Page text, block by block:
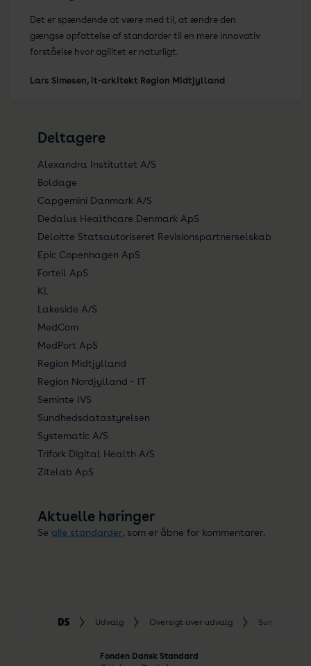
Det er spændende at være med til, at ændre den
gængse opfattelse af standarder til en mere innovativ
forståelse hvor agilitet er naturligt.
Lars Simesen, it-arkitekt Region Midtjylland
Deltagere
Alexandra Instituttet A/S
Boldage
Capgemini Danmark A/S
Dedalus Healthcare Denmark ApS
Deloitte Statsautoriseret Revisionspartnerselskab
Epic Copenhagen ApS
Forteil ApS
KL
Lakeside A/S
MedCom
MedPort ApS
Region Midtjylland
Region Nordjylland - IT
Seminte IVS
Sundhedsdatastyrelsen
Systematic A/S
Trifork Digital Health A/S
Zitelab ApS
Aktuelle høringer
Se alle standarder, som er åbne for kommentarer.
Udvalg Oversigt over udvalg Sundhed
Fonden Dansk Standard